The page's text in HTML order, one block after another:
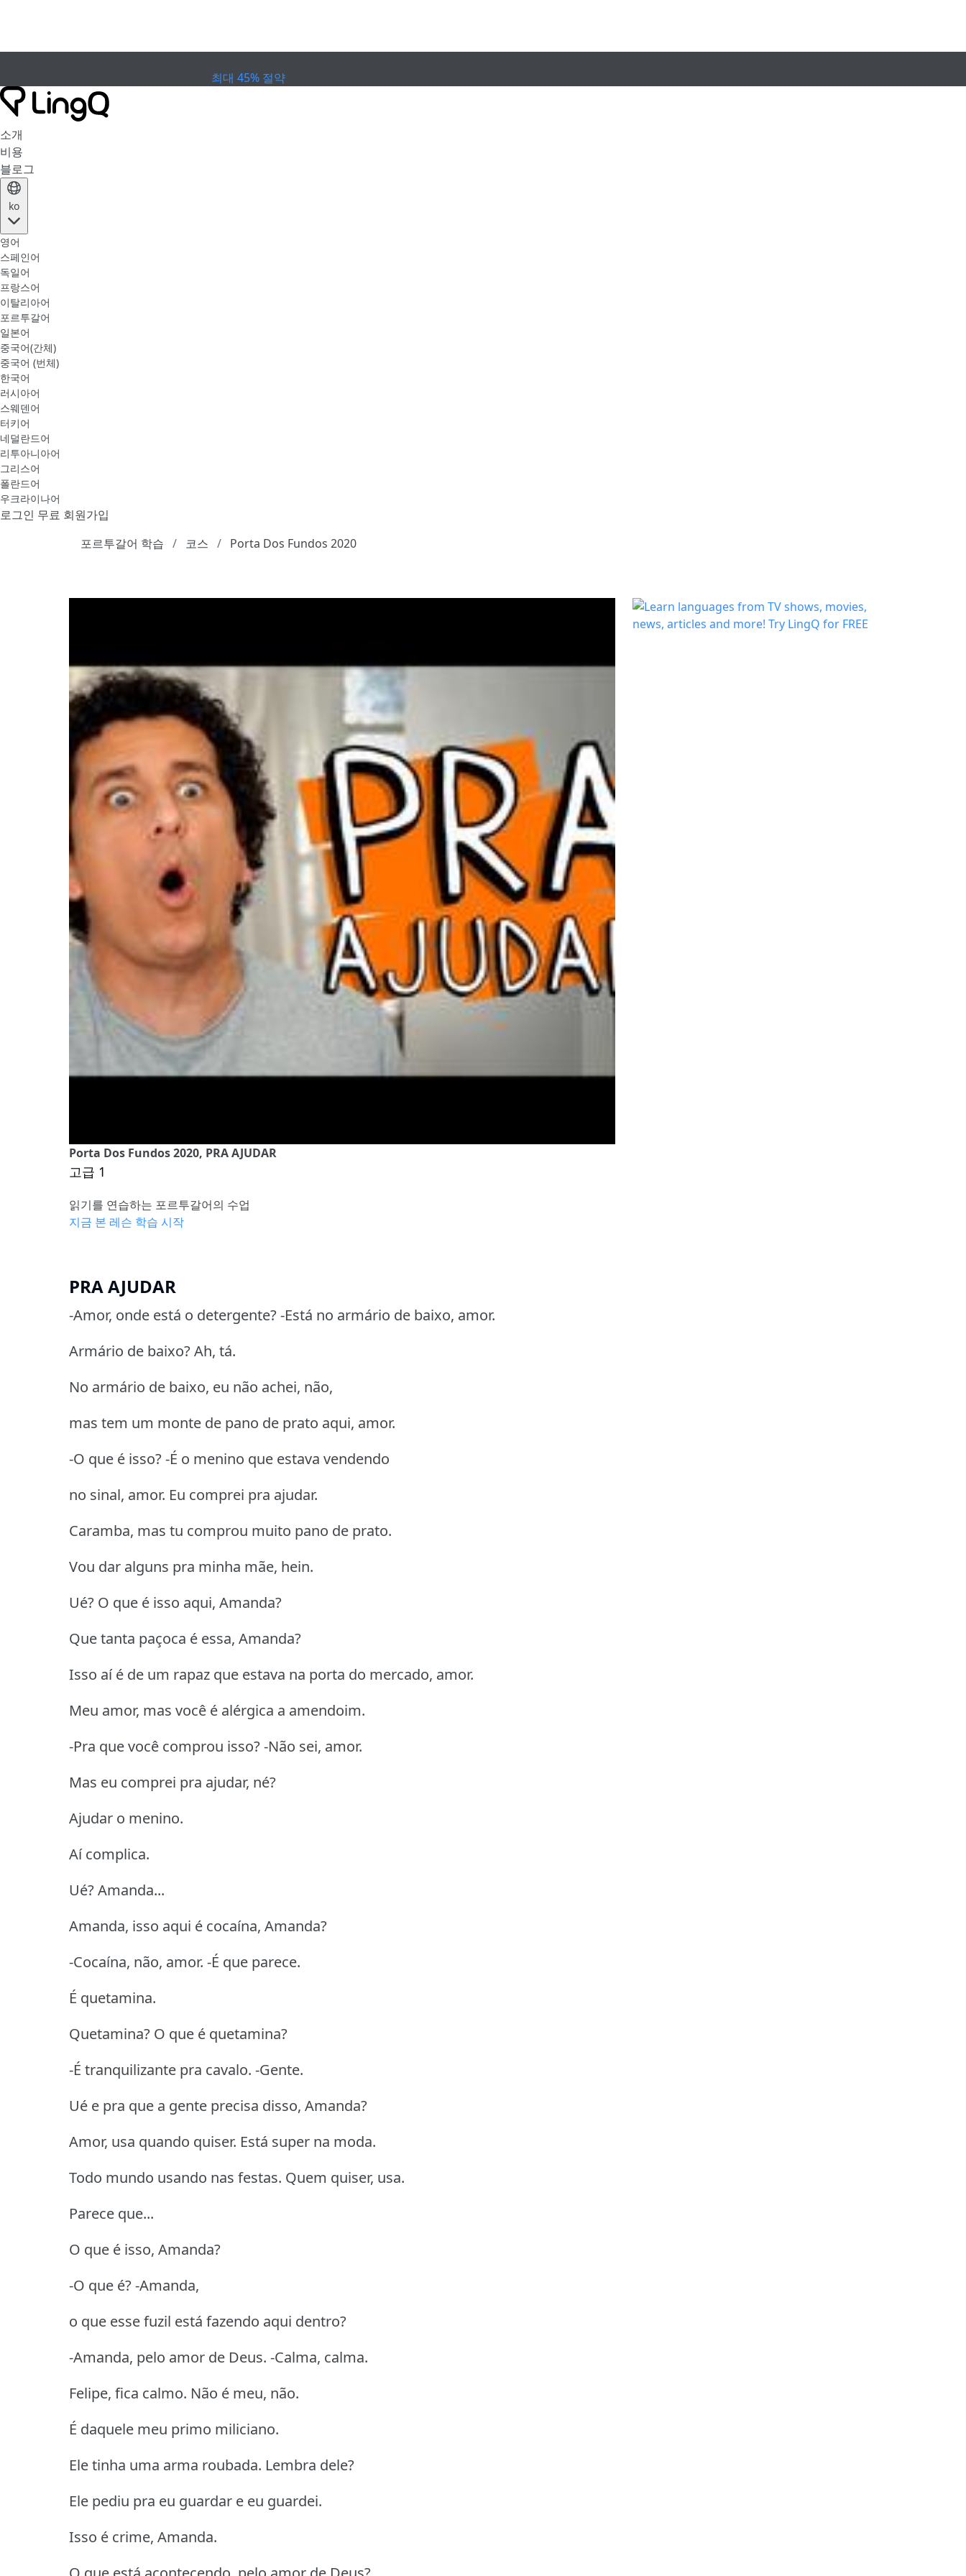
최대 45% 절약
소개
비용
블로그
ko
영어
스페인어
독일어
프랑스어
이탈리아어
포르투갈어
일본어
중국어(간체)
중국어 (번체)
한국어
러시아어
스웨덴어
터키어
네덜란드어
리투아니아어
그리스어
폴란드어
우크라이나어
로그인 무료 회원가입
포르투갈어 학습
코스 Porta Dos Fundos 2020
Porta Dos Fundos 2020, PRA AJUDAR
고급 1
읽기를 연습하는 포르투갈어의 수업
지금 본 레슨 학습 시작
PRA AJUDAR
-Amor, onde está o detergente? -Está no armário de baixo, amor.
Armário de baixo? Ah, tá.
No armário de baixo, eu não achei, não,
mas tem um monte de pano de prato aqui, amor.
-O que é isso? -É o menino que estava vendendo
no sinal, amor. Eu comprei pra ajudar.
Caramba, mas tu comprou muito pano de prato.
Vou dar alguns pra minha mãe, hein.
Ué? O que é isso aqui, Amanda?
Que tanta paçoca é essa, Amanda?
Isso aí é de um rapaz que estava na porta do mercado, amor.
Meu amor, mas você é alérgica a amendoim.
-Pra que você comprou isso? -Não sei, amor.
Mas eu comprei pra ajudar, né?
Ajudar o menino.
Aí complica.
Ué? Amanda...
Amanda, isso aqui é cocaína, Amanda?
-Cocaína, não, amor. -É que parece.
É quetamina.
Quetamina? O que é quetamina?
-É tranquilizante pra cavalo. -Gente.
Ué e pra que a gente precisa disso, Amanda?
Amor, usa quando quiser. Está super na moda.
Todo mundo usando nas festas. Quem quiser, usa.
Parece que...
O que é isso, Amanda?
-O que é? -Amanda,
o que esse fuzil está fazendo aqui dentro?
-Amanda, pelo amor de Deus. -Calma, calma.
Felipe, fica calmo. Não é meu, não.
É daquele meu primo miliciano.
Ele tinha uma arma roubada. Lembra dele?
Ele pediu pra eu guardar e eu guardei.
Isso é crime, Amanda.